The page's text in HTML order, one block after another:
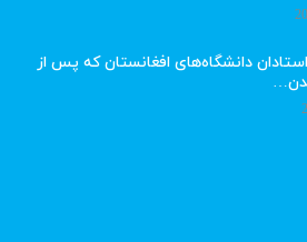
دانشگاه‌های افغانستان که پس از